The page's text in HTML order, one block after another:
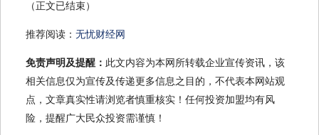
（正文已结束）
推荐阅读： 无忧财经网
免责声明及提醒： 此文内容为本网所转载企业宣传资讯，该
相关信息仅为宣传及传递更多信息之目的，不代表本网站观
点，文章真实性请浏览者慎重核实！任何投资加盟均有风
险，提醒广大民众投资需谨慎！